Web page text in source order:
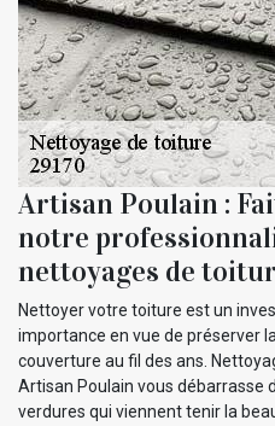
Artisan Poulain :
notre
nettoyages de
Nettoyer votre toiture est un
importance en vue de préserver
couverture au fil des ans.
Artisan Poulain vous débarrasse
verdures qui viennent tenir la